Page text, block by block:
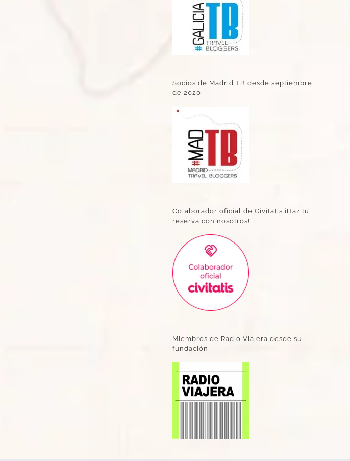
Socios de Madrid TB desde septiembre
de 2020
Colaborador oficial de Civitatis ¡Haz tu
reserva con nosotros!
Miembros de Radio Viajera desde su
fundación